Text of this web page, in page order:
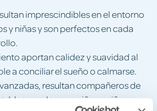
imprescindibles en el entorno
y niñas y son perfectos en cada
aportan calidez y suavidad al
a conciliar el sueño o calmarse.
resultan compañeros de
con los que niños y niñas